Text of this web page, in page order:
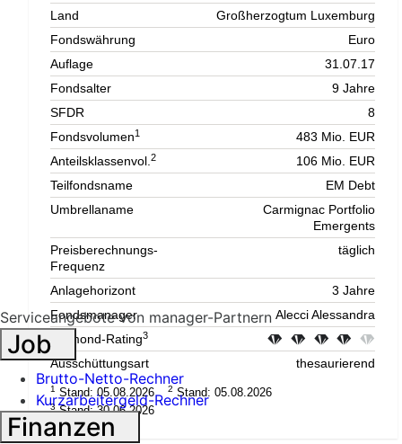
Land
Großherzogtum Luxemburg
Fondswährung
Euro
Auflage
31.07.17
Fondsalter
9 Jahre
SFDR
8
Fondsvolumen1
483 Mio. EUR
Anteilsklassenvol.2
106 Mio. EUR
Teilfondsname
EM Debt
Umbrellaname
Carmignac Portfolio
Emergents
Preisberechnungs-
Frequenz
täglich
Anlagehorizont
3 Jahre
Fondsmanager
Alecci Alessandra
Diamond-Rating3
Ausschüttungsart thesaurierend
1 Stand: 05.08.2026 2 Stand: 05.08.2026
3Stand: 30.06.2026
Serviceangebote von manager-Partnern
Job
Brutto-Netto-Rechner
Kurzarbeitergeld-Rechner
Finanzen